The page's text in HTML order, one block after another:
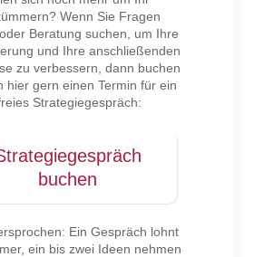
Wenn Sie Fragen
Beratung suchen, um Ihre
und Ihre anschließenden
zu verbessern, dann buchen
hier gern einen Termin für ein
Strategiegespräch:
buchen
Ein Gespräch lohnt
ein bis zwei Ideen nehmen